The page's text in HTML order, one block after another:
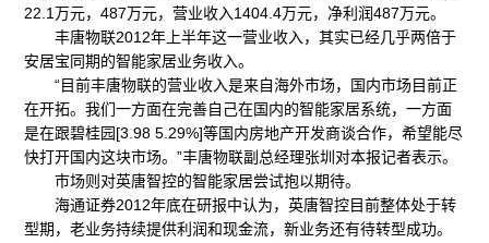
22.1万元，487万元，营业收入1404.4万元，净利润487万元。
丰唐物联2012年上半年这一营业收入，其实已经几乎两倍于
安居宝同期的智能家居业务收入。
“目前丰唐物联的营业收入是来自海外市场，国内市场目前正
在开拓。我们一方面在完善自己在国内的智能家居系统，一方面
是在跟碧桂园[3.98 5.29%]等国内房地产开发商谈合作，希望能尽
快打开国内这块市场。”丰唐物联副总经理张圳对本报记者表示。
市场则对英唐智控的智能家居尝试抱以期待。
海通证券2012年底在研报中认为，英唐智控目前整体处于转
型期，老业务持续提供利润和现金流，新业务还有待转型成功。